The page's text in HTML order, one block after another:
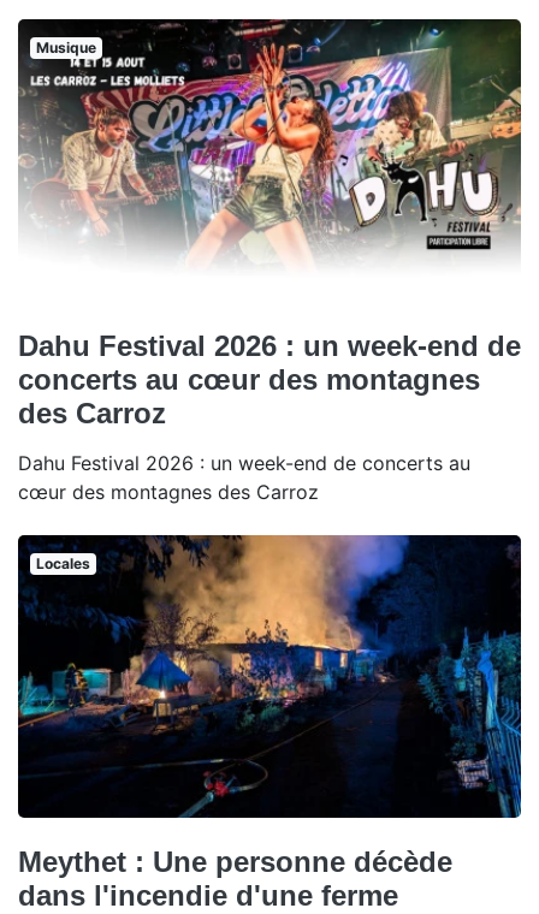
Musique
Dahu Festival 2026 : un week-end de
concerts au cœur des montagnes
des Carroz
Dahu Festival 2026 : un week-end de concerts au
cœur des montagnes des Carroz
Locales
Meythet : Une personne décède
dans l'incendie d'une ferme